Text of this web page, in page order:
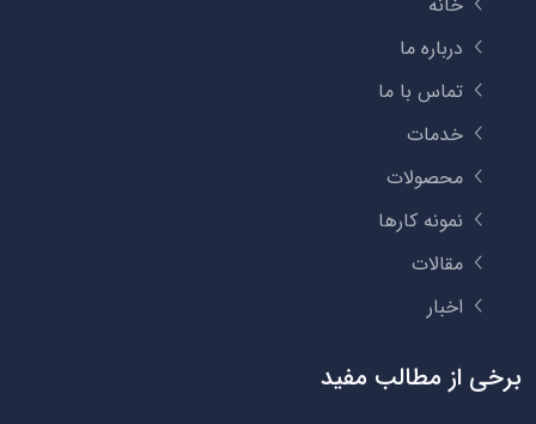
درباره ما
تماس با ما
خدمات
محصولات
نمونه کارها
مقالات
اخبار
برخی از مطالب مفید